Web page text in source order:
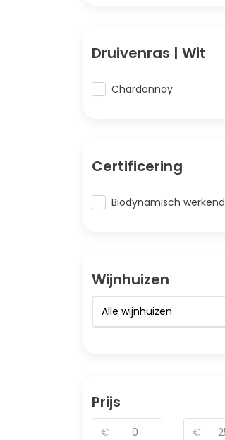
Druivenras | Wit
Chardonnay
Certificering
Biodynamisch werkend
Wijnhuizen
Prijs
€ €